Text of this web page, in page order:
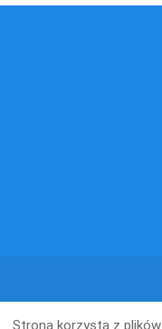
Strona korzysta z